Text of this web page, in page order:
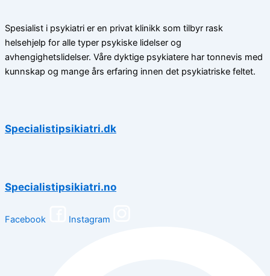
Spesialist i psykiatri er en privat klinikk som tilbyr rask
helsehjelp for alle typer psykiske lidelser og
avhengighetslidelser. Våre dyktige psykiatere har tonnevis med
kunnskap og mange års erfaring innen det psykiatriske feltet.
Specialistipsikiatri.dk
Specialistipsikiatri.no
Facebook Instagram